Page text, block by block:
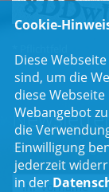
Erhalten Sie
Cookie-
Diese
sind, um die
diese
Webangebot
die
Einwilligung
jederzeit
in der